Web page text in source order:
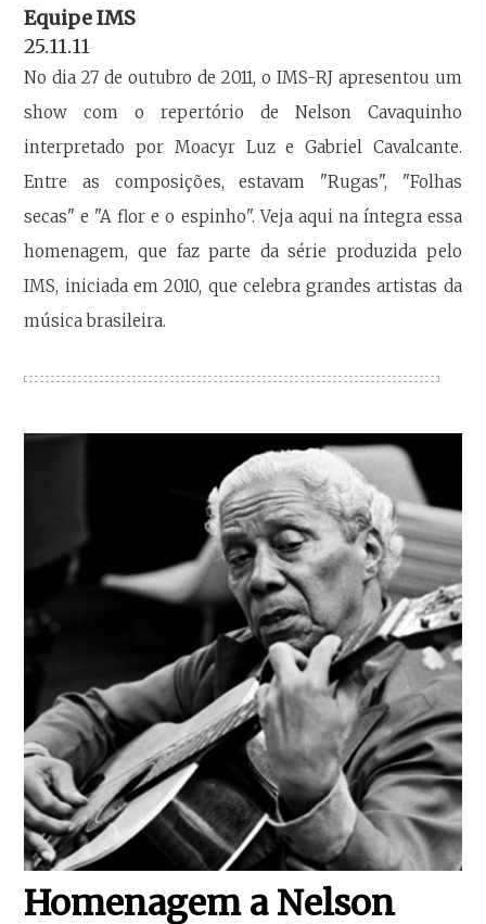
Equipe IMS
25.11.11
No dia 27 de outubro de 2011, o IMS-RJ apresentou um
show com o repertório de Nelson Cavaquinho
interpretado por Moacyr Luz e Gabriel Cavalcante.
Entre as composições, estavam "Rugas", "Folhas
secas" e "A flor e o espinho". Veja aqui na íntegra essa
homenagem, que faz parte da série produzida pelo
IMS, iniciada em 2010, que celebra grandes artistas da
música brasileira.
Homenagem a Nelson